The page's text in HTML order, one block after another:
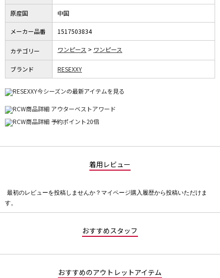
原産国 中国
メーカー品番 1517503834
カテゴリー ワンピース ワンピース
ブランド RESEXXY
着用レビュー
価
最初のレビューを投稿しませんか？マイページ購入履歴から投稿いただけま
す。
おすすめスタッフ
おすすめのアウトレットアイテム